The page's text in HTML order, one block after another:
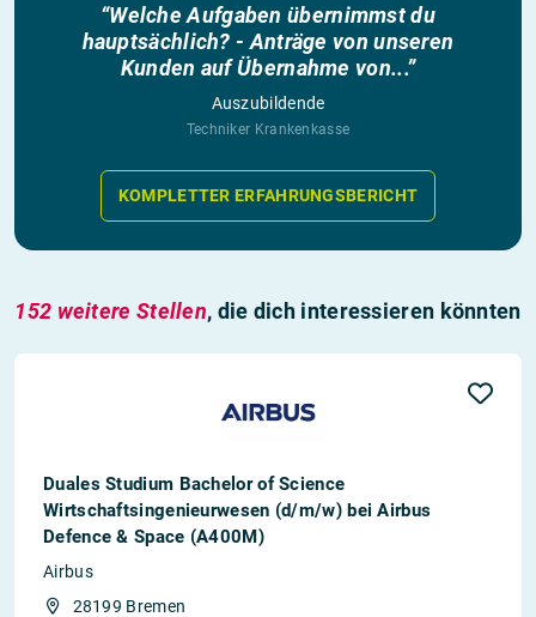
“Welche Aufgaben übernimmst du
hauptsächlich? - Anträge von unseren
Kunden auf Übernahme von...”
Auszubildende
Techniker Krankenkasse
KOMPLETTER ERFAHRUNGSBERICHT
152 weitere Stellen, die dich interessieren könnten
Duales Studium Bachelor of Science
Wirtschaftsingenieurwesen (d/m/w) bei Airbus
Defence & Space (A400M)
Airbus
28199 Bremen